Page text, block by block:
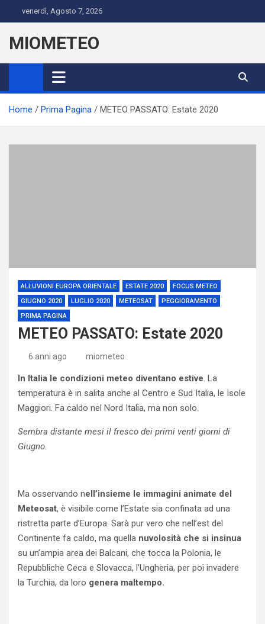
to
content
venerdì, Agosto 7, 2026
MIOMETEO
Home Prima Pagina METEO PASSATO: Estate 2020
ALLUVIONI EUROPA ORIENTALE ESTATE 2020
FOCUS METEO
GIUGNO 2020
LUGLIO 2020 METEOSAT
PEGGIORAMENTO
PRIMA PAGINA
METEO PASSATO: Estate 2020
6 anni ago miometeo
In Italia le condizioni meteo diventano estive. La
temperatura è in salita anche al Centro e Sud Italia, le Isole
Maggiori. Fa caldo nel Nord Italia, ma non solo.
Sembra distante mesi il fresco dei primi venti giorni di
Giugno.
Ma osservando nell’insieme le immagini animate del
Meteosat, è visibile come l’Estate sia confinata ad una
ristretta parte d’Europa. Sarà pur vero che nell’est del
Continente fa caldo, ma quella nuvolosità che si insinua
su un’ampia area dei Balcani, che tocca la Polonia, le
Repubbliche Ceca e Slovacca, l’Ungheria, per poi invadere
la Turchia, da loro genera maltempo.